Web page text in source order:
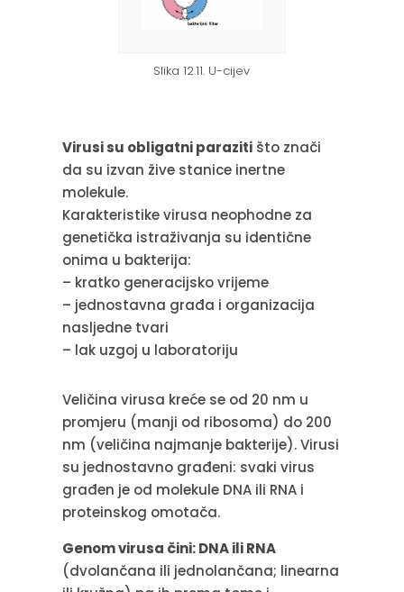
Slika 12.11. U-cijev
Virusi su obligatni parazitišto znači
da su izvan žive stanice inertne
molekule.
Karakteristike virusa neophodne za
genetička istraživanja su identične
onima u bakterija:
– kratko generacijsko vrijeme
– jednostavna građa i organizacija
nasljedne tvari
– lak uzgoj u laboratoriju
Veličina virusa kreće se od 20 nm u
promjeru (manji od ribosoma) do 200
nm (veličina najmanje bakterije). Virusi
su jednostavno građeni: svaki virus
građen je od molekule DNA ili RNA i
proteinskog omotača.
Genom virusa čini: DNA ili RNA
(dvolančana ili jednolančana; linearna